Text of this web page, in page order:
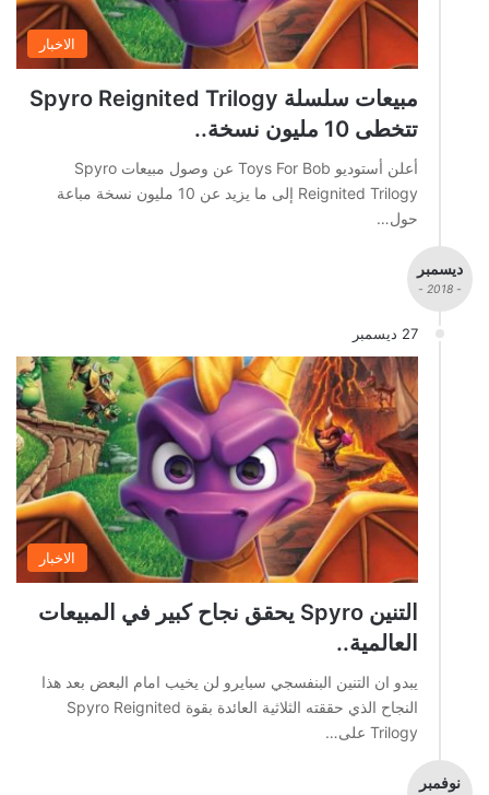
الاخبار
مبيعات سلسلة Spyro Reignited Trilogy
تتخطى 10 مليون نسخة..
أعلن أستوديو Toys For Bob عن وصول مبيعات Spyro
Reignited Trilogy إلى ما يزيد عن 10 مليون نسخة مباعة
حول…
ديسمبر
- 2018 -
27 ديسمبر
الاخبار
التنين Spyro يحقق نجاح كبير في المبيعات
العالمية..
يبدو ان التنين البنفسجي سبايرو لن يخيب امام البعض بعد هذا
النجاح الذي حققته الثلاثية العائدة بقوة Spyro Reignited
Trilogy على…
نوفمبر